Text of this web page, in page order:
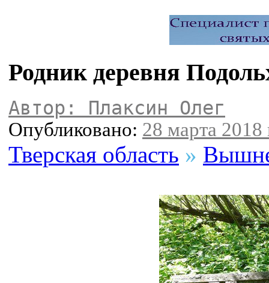
Родник деревня
Автор: Плаксин Олег
Опубликовано: 28 марта 2018
Тверская область »